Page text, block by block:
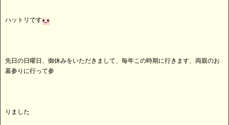
ハットリです
先日の日曜日、御休みをいただきまして、毎年この時期に行きます、両親のお
墓参りに行って参
りました